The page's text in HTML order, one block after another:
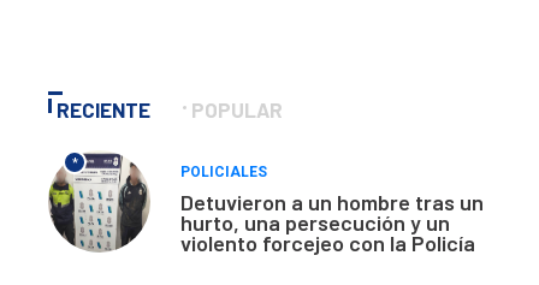
RECIENTE POPULAR
*
POLICIALES
Detuvieron a un hombre tras un
hurto, una persecución y un
violento forcejeo con la Policía